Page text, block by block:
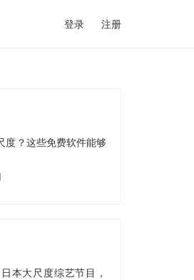
登录 注册
度？这些免费软件能够
本大尺度综艺节目，